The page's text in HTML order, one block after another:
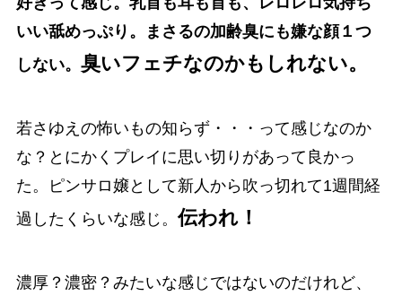
いい舐めっぷり。まさるの加齢臭にも嫌な顔１つ
しない。 臭いフェチなのかもしれない。
若さゆえの怖いもの知らず・・・って感じなのか
な？とにかくプレイに思い切りがあって良かっ
た。ピンサロ嬢として新人から吹っ切れて1週間経
過したくらいな感じ。伝われ！
濃厚？濃密？みたいな感じではないのだけれど、